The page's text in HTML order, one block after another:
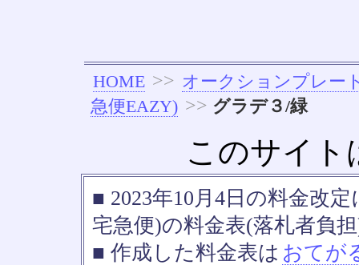
HOME >> オークションプレー
急便EAZY) >> グラデ３/緑
このサイト
■ 2023年10月4日の料金改
宅急便)の料金表(落札者負
■ 作成した料金表は おてが